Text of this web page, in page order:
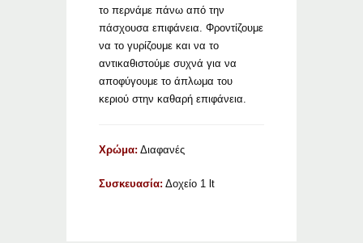
το περνάμε πάνω από την
πάσχουσα επιφάνεια. Φροντίζουμε
να το γυρίζουμε και να το
αντικαθιστούμε συχνά για να
αποφύγουμε το άπλωμα του
κεριού στην καθαρή επιφάνεια.
Χρώμα: Διαφανές
Συσκευασία: Δοχείο 1 lt